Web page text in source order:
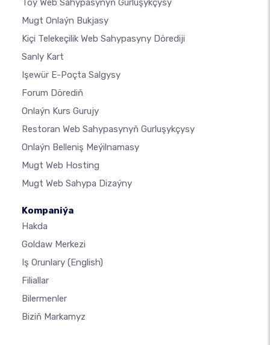
Toý Web Sahypasynyň Gurluşykçysy
Mugt Onlaýn Bukjasy
Kiçi Telekeçilik Web Sahypasyny Dörediji
Sanly Kart
Işewür E-Poçta Salgysy
Forum Dörediň
Onlaýn Kurs Gurujy
Restoran Web Sahypasynyň Gurluşykçysy
Onlaýn Belleniş Meýilnamasy
Mugt Web Hosting
Mugt Web Sahypa Dizaýny
Kompaniýa
Hakda
Goldaw Merkezi
Iş Orunlary (English)
Filiallar
Bilermenler
Biziň Markamyz